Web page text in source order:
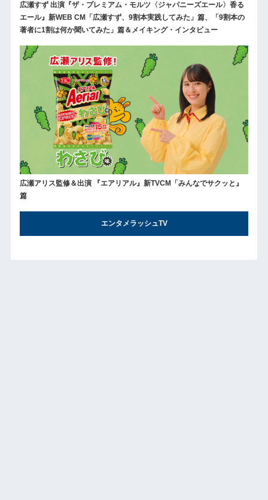
広瀬すず 出演『ザ・プレミアム・モルツ〈ジャパニーズエール〉香る
エール』新WEB CM「広瀬すず、9割本実践してみた」篇、「9割本の
著者に1割は何か聞いてみた」篇＆メイキング・インタビュー
広瀬アリス監修＆出演 『エアリアル』新TVCM「みんなでサクッと』
篇
エンタメラッシュTV